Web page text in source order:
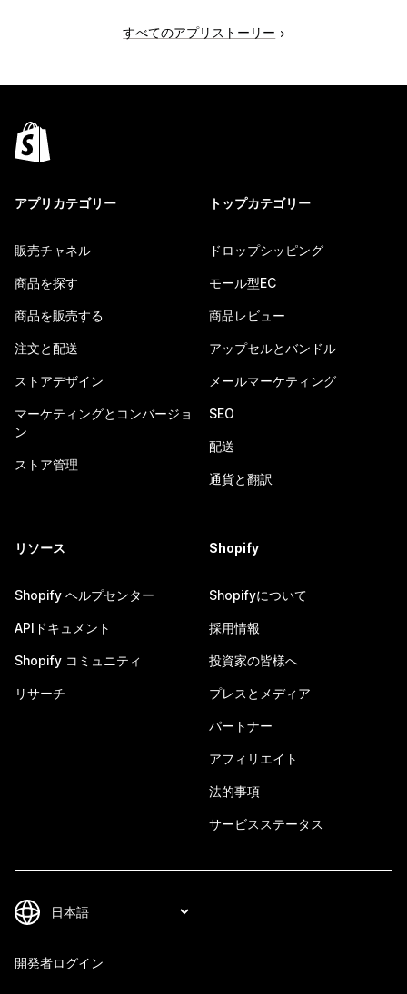
すべてのアプリストーリー
アプリカテゴリー
販売チャネル
商品を探す
商品を販売する
注文と配送
ストアデザイン
マーケティングとコンバージョ
ン
ストア管理
トップカテゴリー
ドロップシッピング
モール型EC
商品レビュー
アップセルとバンドル
メールマーケティング
SEO
配送
通貨と翻訳
リソース
Shopify ヘルプセンター
APIドキュメント
Shopify コミュニティ
リサーチ
Shopify
Shopifyについて
採用情報
投資家の皆様へ
プレスとメディア
パートナー
アフィリエイト
法的事項
サービスステータス
開発者ログイン